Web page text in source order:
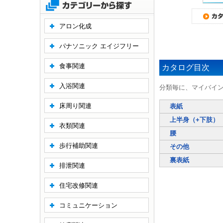
カタログ目次
分類毎に、マイバイ
表紙
上半身（+下肢）
腰
その他
裏表紙
アロン化成
パナソニック エイジフリー
食事関連
入浴関連
床周り関連
衣類関連
歩行補助関連
排泄関連
住宅改修関連
コミュニケーション